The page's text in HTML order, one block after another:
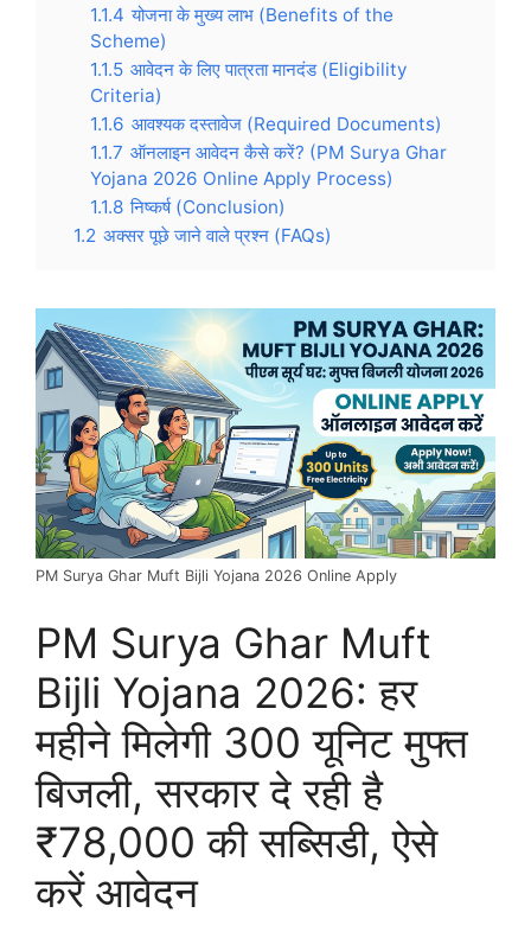
1.1.4 योजना के मुख्य लाभ (Benefits of the
Scheme)
1.1.5 आवेदन के लिए पात्रता मानदंड (Eligibility
Criteria)
1.1.6 आवश्यक दस्तावेज (Required Documents)
1.1.7 ऑनलाइन आवेदन कैसे करें? (PM Surya Ghar
Yojana 2026 Online Apply Process)
1.1.8 निष्कर्ष (Conclusion)
1.2 अक्सर पूछे जाने वाले प्रश्न (FAQs)
PM Surya Ghar Muft Bijli Yojana 2026 Online Apply
PM Surya Ghar Muft
Bijli Yojana 2026: हर
महीने मिलेगी 300 यूनिट मुफ्त
बिजली, सरकार दे रही है
₹78,000 की सब्सिडी, ऐसे
करें आवेदन